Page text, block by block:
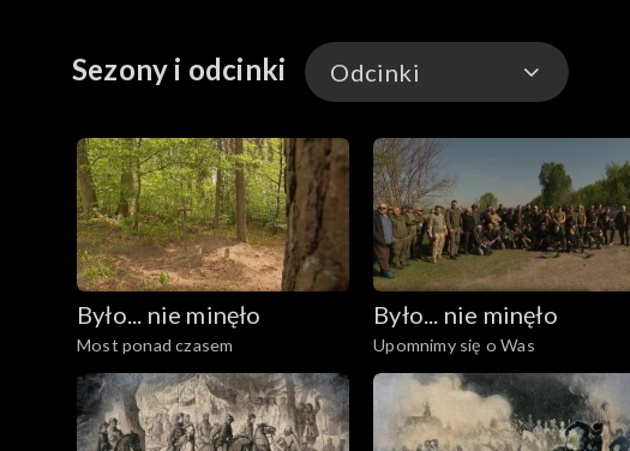
pamięci, dedykowana Francuzom i Amerykanom z Eskadry Kościuszkowskiej oraz Węgrom. W 1920 roku Węgrzy udzielili Polakom pomocy, przekazując
wagony amunicji. Jak się okazuje, powodów do hołdów
Sezony i odcinki Odcinki
Odcinki
Było... nie minęło
Most ponad czasem
Było... nie minęło
Upomnimy się o Was